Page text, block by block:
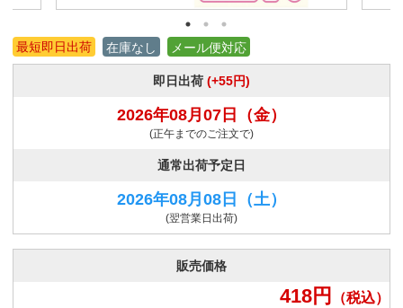
最短即日出荷 在庫なし メール便対応
即日出荷 (+55円)
2026年08月07日 （金）
(正午までのご注文で)
通常出荷予定日
2026年08月08日 （土）
(翌営業日出荷)
販売価格
418円 （税込）